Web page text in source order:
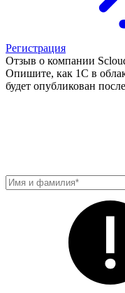
Регистрация
Отзыв о компании
Опишите, как 1С в
будет опубликован